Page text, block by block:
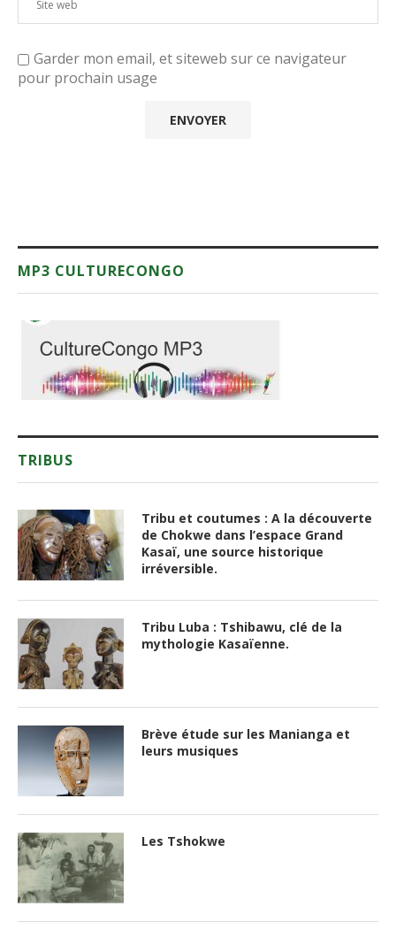
Garder mon email, et siteweb sur ce navigateur
pour prochain usage
MP3 CULTURECONGO
TRIBUS
Tribu et coutumes : A la découverte
de Chokwe dans l’espace Grand
Kasaï, une source historique
irréversible.
Tribu Luba : Tshibawu, clé de la
mythologie Kasaïenne.
Brève étude sur les Manianga et
leurs musiques
Les Tshokwe